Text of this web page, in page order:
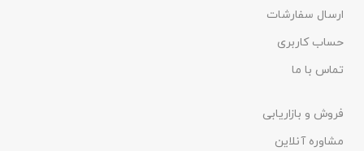
ارسال سفارشات
حساب کاربری
تماس با ما
فروش و بازاریابی
مشاوره آنلاین